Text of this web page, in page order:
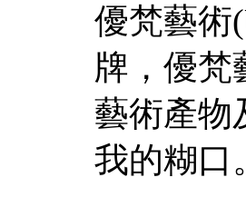
優梵藝術
牌，優梵
藝術產物
我的糊口